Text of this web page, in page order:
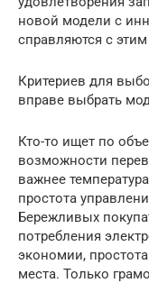
новой модели с
справляются с
Критериев для
вправе выбрать
Кто-то ищет по
возможности
важнее
простота
Бережливых
потребления
экономии,
места. Только